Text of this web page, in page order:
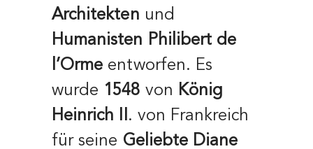
Architekten und
Humanisten Philibert de
l’Orme entworfen. Es
wurde 1548 von König
Heinrich II. von Frankreich
für seine Geliebte Diane